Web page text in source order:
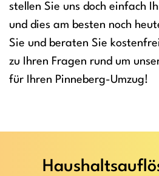
stellen Sie uns doch einfach
und dies am besten noch
Sie und beraten Sie
zu Ihren Fragen rund um
für Ihren Pinneberg-Umzug!